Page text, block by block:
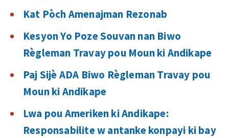
Kat Pòch Amenajman Rezonab
Kesyon Yo Poze Souvan nan Biwo
Règleman Travay pou Moun ki Andikape
Paj Sijè ADA Biwo Règleman Travay pou
Moun ki Andikape
Lwa pou Ameriken ki Andikape:
Responsabilite w antanke konpayi ki bay